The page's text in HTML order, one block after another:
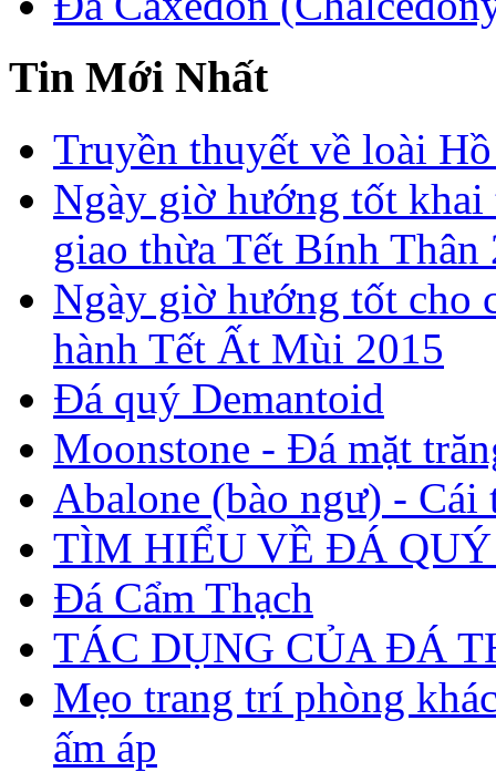
Tin Mới Nhất
Truyền thuyết về loài
Ngày giờ hướng tốt
giao thừa Tết Bính Thân
Ngày giờ hướng tốt cho
hành Tết Ất Mùi 2015
Đá quý Demantoid
Moonstone - Đá mặt
Abalone (bào ngư) - Cái
TÌM HIỂU VỀ ĐÁ QUÝ
Đá Cẩm Thạch
TÁC DỤNG CỦA ĐÁ
Mẹo trang trí phòng
ấm áp